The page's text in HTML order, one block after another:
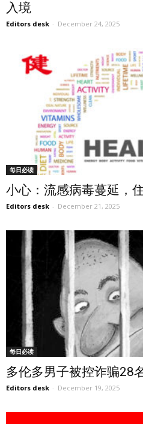
入境
Editors desk - December 24, 2025
每日必读
小心：流感病毒蔓延，
Editors desk - December 21, 2025
每日必读
多伦多男子被控诈骗28
Editors desk - December 19, 2025